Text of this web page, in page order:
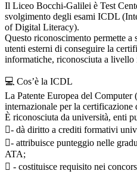
Il Liceo Bocchi-Galilei è Test
svolgimento degli esami ICDL
of Digital Literacy).
Questo riconoscimento permette a
utenti esterni di conseguire la
informatiche, riconosciuta a livello
💻 Cos’è la ICDL
La Patente Europea del
internazionale per la certificazione
È riconosciuta da università, enti
- dà diritto a crediti formativi
- attribuisce punteggio nelle
ATA;
 - costituisce requisito nei